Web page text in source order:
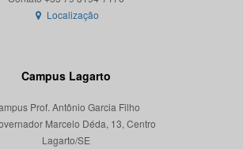
Localização
Campus Lagarto
Prof. Antônio Garcia Filho
Marcelo Déda, 13, Centro
Lagarto/SE